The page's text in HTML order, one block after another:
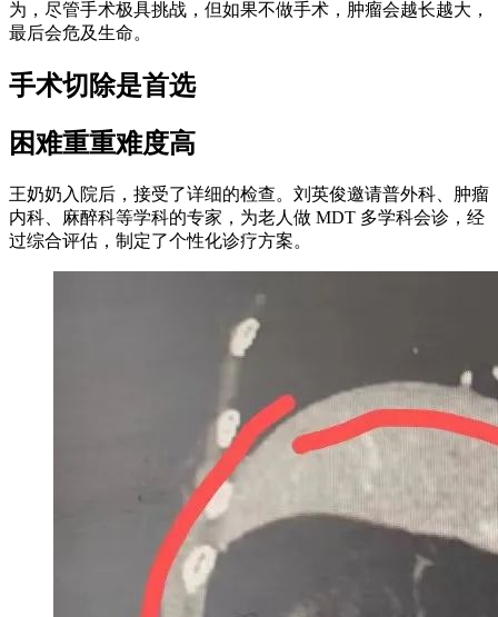
为，尽管手术极具挑战，但如果不做手术，肿瘤会越长越大，
最后会危及生命。
手术切除是首选
困难重重难度高
王奶奶入院后，接受了详细的检查。刘英俊邀请普外科、肿瘤
内科、麻醉科等学科的专家，为老人做 MDT 多学科会诊，经
过综合评估，制定了个性化诊疗方案。